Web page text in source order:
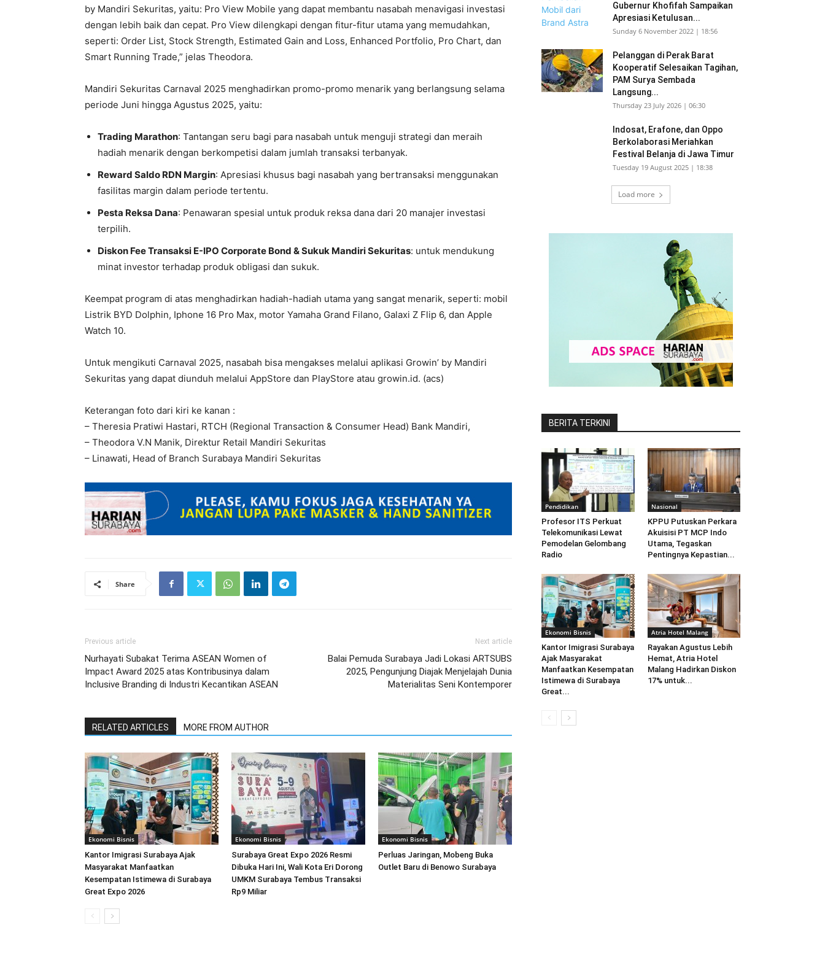
by Mandiri Sekuritas, yaitu: Pro View Mobile yang dapat membantu nasabah menavigasi investasi
dengan lebih baik dan cepat. Pro View dilengkapi dengan fitur-fitur utama yang memudahkan,
seperti: Order List, Stock Strength, Estimated Gain and Loss, Enhanced Portfolio, Pro Chart, dan
Smart Running Trade,” jelas Theodora.
Mandiri Sekuritas Carnaval 2025 menghadirkan promo-promo menarik yang berlangsung selama
periode Juni hingga Agustus 2025, yaitu:
Trading Marathon: Tantangan seru bagi para nasabah untuk menguji strategi dan meraih
hadiah menarik dengan berkompetisi dalam jumlah transaksi terbanyak.
Reward Saldo RDN Margin: Apresiasi khusus bagi nasabah yang bertransaksi menggunakan
fasilitas margin dalam periode tertentu.
Pesta Reksa Dana: Penawaran spesial untuk produk reksa dana dari 20 manajer investasi
terpilih.
Diskon Fee Transaksi E-IPO Corporate Bond & Sukuk Mandiri Sekuritas: untuk mendukung
minat investor terhadap produk obligasi dan sukuk.
Keempat program di atas menghadirkan hadiah-hadiah utama yang sangat menarik, seperti: mobil
Listrik BYD Dolphin, Iphone 16 Pro Max, motor Yamaha Grand Filano, Galaxi Z Flip 6, dan Apple
Watch 10.
Untuk mengikuti Carnaval 2025, nasabah bisa mengakses melalui aplikasi Growin’ by Mandiri
Sekuritas yang dapat diunduh melalui AppStore dan PlayStore atau growin.id. (acs)
Keterangan foto dari kiri ke kanan :
– Theresia Pratiwi Hastari, RTCH (Regional Transaction & Consumer Head) Bank Mandiri,
– ⁠Theodora V.N Manik, Direktur Retail Mandiri Sekuritas
– Linawati, Head of Branch Surabaya Mandiri Sekuritas
Share
Previous article
Nurhayati Subakat Terima ASEAN Women of
Impact Award 2025 atas Kontribusinya dalam
Inclusive Branding di Industri Kecantikan ASEAN
Next article
Balai Pemuda Surabaya Jadi Lokasi ARTSUBS
2025, Pengunjung Diajak Menjelajah Dunia
Materialitas Seni Kontemporer
RELATED ARTICLES MORE FROM AUTHOR
Ekonomi Bisnis
Kantor Imigrasi Surabaya Ajak
Masyarakat Manfaatkan
Kesempatan Istimewa di Surabaya
Great Expo 2026
Ekonomi Bisnis
Surabaya Great Expo 2026 Resmi
Dibuka Hari Ini, Wali Kota Eri Dorong
UMKM Surabaya Tembus Transaksi
Rp9 Miliar
Ekonomi Bisnis
Perluas Jaringan, Mobeng Buka
Outlet Baru di Benowo Surabaya
Gubernur Khofifah Sampaikan
Apresiasi Ketulusan...
Sunday 6 November 2022 | 18:56
Pelanggan di Perak Barat
Kooperatif Selesaikan Tagihan,
PAM Surya Sembada
Langsung...
Thursday 23 July 2026 | 06:30
Indosat, Erafone, dan Oppo
Berkolaborasi Meriahkan
Festival Belanja di Jawa Timur
Tuesday 19 August 2025 | 18:38
Load more
BERITA TERKINI
Pendidikan
Profesor ITS Perkuat
Telekomunikasi Lewat
Pemodelan Gelombang
Radio
Nasional
KPPU Putuskan Perkara
Akuisisi PT MCP Indo
Utama, Tegaskan
Pentingnya Kepastian...
Ekonomi Bisnis
Kantor Imigrasi Surabaya
Ajak Masyarakat
Manfaatkan Kesempatan
Istimewa di Surabaya
Great...
Atria Hotel Malang
Rayakan Agustus Lebih
Hemat, Atria Hotel
Malang Hadirkan Diskon
17% untuk...